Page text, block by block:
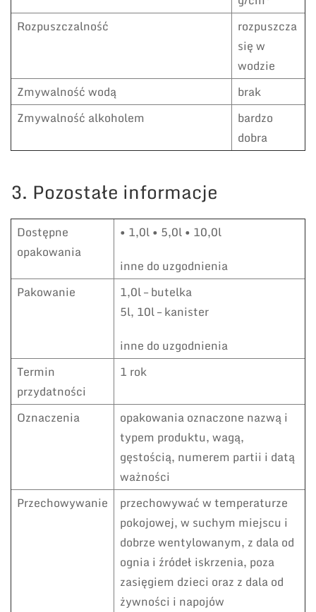
Rozpuszczalność
rozpuszcza
się w
wodzie
Zmywalność wodą
brak
Zmywalność alkoholem
bardzo
dobra
3. Pozostałe informacje
Dostępne
opakowania
• 1,0l • 5,0l • 10,0l
inne do uzgodnienia
Pakowanie
1,0l – butelka
5l, 10l – kanister
inne do uzgodnienia
Termin
przydatności
1 rok
Oznaczenia
opakowania oznaczone nazwą i
typem produktu, wagą,
gęstością, numerem partii i datą
ważności
Przechowywanie
przechowywać w temperaturze
pokojowej, w suchym miejscu i
dobrze wentylowanym, z dala od
ognia i źródeł iskrzenia, poza
zasięgiem dzieci oraz z dala od
żywności i napojów